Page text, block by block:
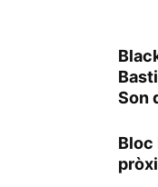
Son
Bloc